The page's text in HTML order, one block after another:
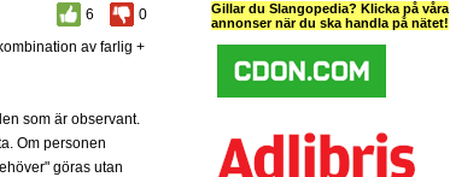
6
0
av farlig +
som är observant.
Om personen
göras utan
Gillar du Slangopedia? Klicka på våra
annonser när du ska handla på nätet!